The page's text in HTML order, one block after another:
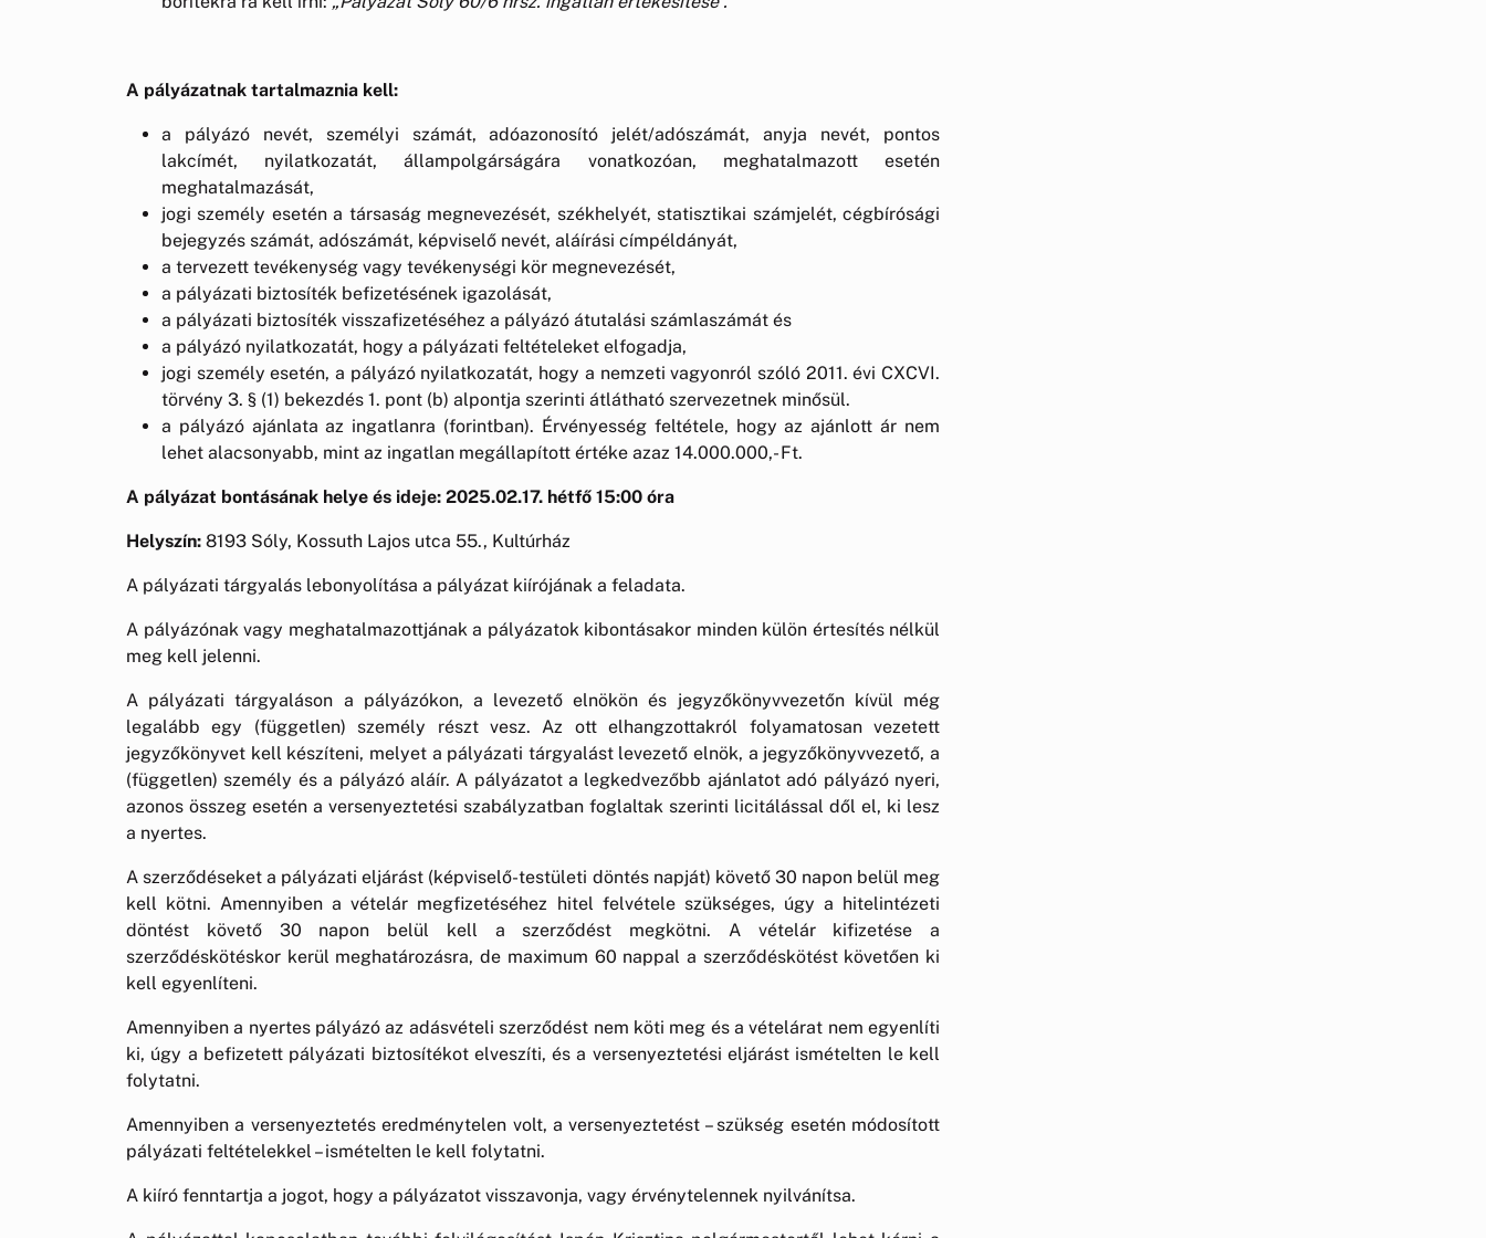
A pályázatnak tartalmaznia kell:
a pályázó nevét, személyi számát, adóazonosító jelét/adószámát, anyja nevét, pontos
lakcímét, nyilatkozatát, állampolgárságára vonatkozóan, meghatalmazott esetén
meghatalmazását,
jogi személy esetén a társaság megnevezését, székhelyét, statisztikai számjelét, cégbírósági
bejegyzés számát, adószámát, képviselő nevét, aláírási címpéldányát,
a tervezett tevékenység vagy tevékenységi kör megnevezését,
a pályázati biztosíték befizetésének igazolását,
a pályázati biztosíték visszafizetéséhez a pályázó átutalási számlaszámát és
a pályázó nyilatkozatát, hogy a pályázati feltételeket elfogadja,
jogi személy esetén, a pályázó nyilatkozatát, hogy a nemzeti vagyonról szóló 2011. évi CXCVI.
törvény 3. § (1) bekezdés 1. pont (b) alpontja szerinti átlátható szervezetnek minősül.
a pályázó ajánlata az ingatlanra (forintban). Érvényesség feltétele, hogy az ajánlott ár nem
lehet alacsonyabb, mint az ingatlan megállapított értéke azaz 14.000.000,- Ft.
A pályázat bontásának helye és ideje: 2025.02.17. hétfő 15:00 óra
Helyszín: 8193 Sóly, Kossuth Lajos utca 55., Kultúrház
A pályázati tárgyalás lebonyolítása a pályázat kiírójának a feladata.
A pályázónak vagy meghatalmazottjának a pályázatok kibontásakor minden külön értesítés nélkül
meg kell jelenni.
A pályázati tárgyaláson a pályázókon, a levezető elnökön és jegyzőkönyvvezetőn kívül még
legalább egy (független) személy részt vesz. Az ott elhangzottakról folyamatosan vezetett
jegyzőkönyvet kell készíteni, melyet a pályázati tárgyalást levezető elnök, a jegyzőkönyvvezető, a
(független) személy és a pályázó aláír. A pályázatot a legkedvezőbb ajánlatot adó pályázó nyeri,
azonos összeg esetén a versenyeztetési szabályzatban foglaltak szerinti licitálással dől el, ki lesz
a nyertes.
A szerződéseket a pályázati eljárást (képviselő-testületi döntés napját) követő 30 napon belül meg
kell kötni. Amennyiben a vételár megfizetéséhez hitel felvétele szükséges, úgy a hitelintézeti
döntést követő 30 napon belül kell a szerződést megkötni. A vételár kifizetése a
szerződéskötéskor kerül meghatározásra, de maximum 60 nappal a szerződéskötést követően ki
kell egyenlíteni.
Amennyiben a nyertes pályázó az adásvételi szerződést nem köti meg és a vételárat nem egyenlíti
ki, úgy a befizetett pályázati biztosítékot elveszíti, és a versenyeztetési eljárást ismételten le kell
folytatni.
Amennyiben a versenyeztetés eredménytelen volt, a versenyeztetést – szükség esetén módosított
pályázati feltételekkel – ismételten le kell folytatni.
A kiíró fenntartja a jogot, hogy a pályázatot visszavonja, vagy érvénytelennek nyilvánítsa.